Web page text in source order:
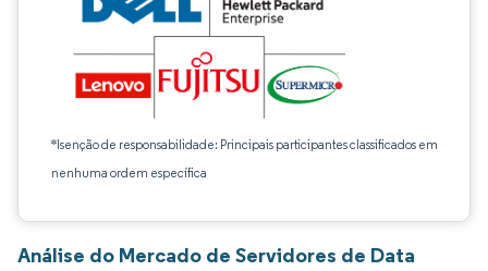
*Isenção de responsabilidade: Principais participantes classificados em
nenhuma ordem específica
Análise do Mercado de Servidores de Data